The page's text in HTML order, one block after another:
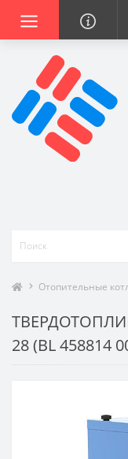
Отопительные
28 (BL 458814